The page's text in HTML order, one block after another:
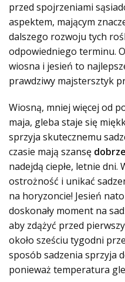
przed spojrzeniami
aspektem, mającym
dalszego rozwoju tych
odpowiedniego terminu.
wiosna i jesień to
prawdziwy majstersztyk
Wiosną, mniej więcej od
maja, gleba staje się
sprzyja skutecznemu
czasie mają szansę
nadejdą ciepłe, letnie dni.
ostrożność i unikać
na horyzoncie! Jesień
doskonały moment na
aby zdążyć przed
około sześciu tygodni
sposób sadzenia sprzyja
ponieważ temperatura